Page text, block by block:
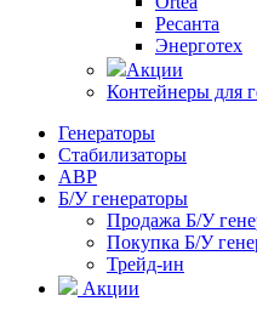
Ресанта
Энерготех
Акции
Контейнеры для
Генераторы
Стабилизаторы
АВР
Б/У генераторы
Продажа Б/У
Покупка Б/У
Трейд-ин
Акции